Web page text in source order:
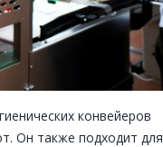
конвейеров
Он также подходит для